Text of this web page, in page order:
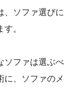
、ソファ選びに
。
ソファは選ぶべ
に、ソファのメ